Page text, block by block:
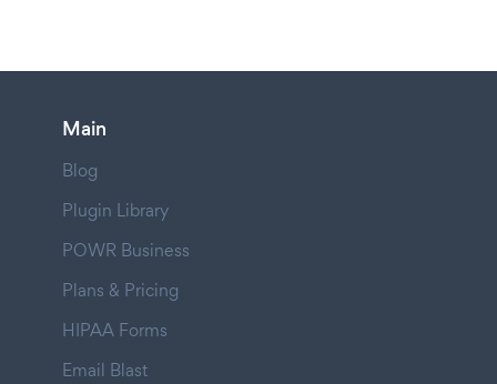
Main
Blog
Plugin Library
POWR Business
Plans & Pricing
HIPAA Forms
Email Blast